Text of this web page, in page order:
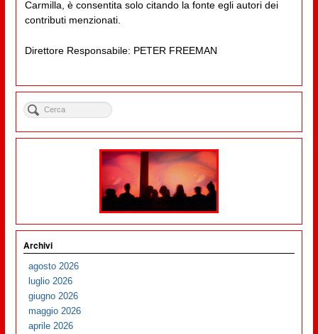
Carmilla, è consentita solo citando la fonte egli autori dei
contributi menzionati.
Direttore Responsabile: PETER FREEMAN
Archivi
agosto 2026
luglio 2026
giugno 2026
maggio 2026
aprile 2026